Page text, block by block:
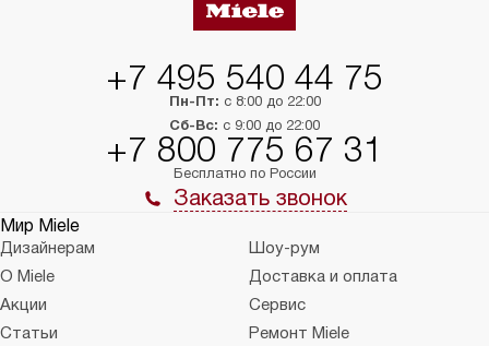
+7 495 540 44 75
Пн-Пт: с 8:00 до 22:00
Сб-Вс: с 9:00 до 22:00
+7 800 775 67 31
Бесплатно по России
Заказать звонок
Мир Miele
Дизайнерам
Шоу-рум
О Miele
Доставка и оплата
Акции
Сервис
Статьи
Ремонт Miele